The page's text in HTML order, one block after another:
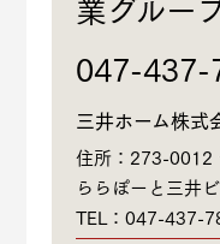
047-437-
三井ホーム株
住所：273-0012
ららぽーと三井
TEL：047-437-